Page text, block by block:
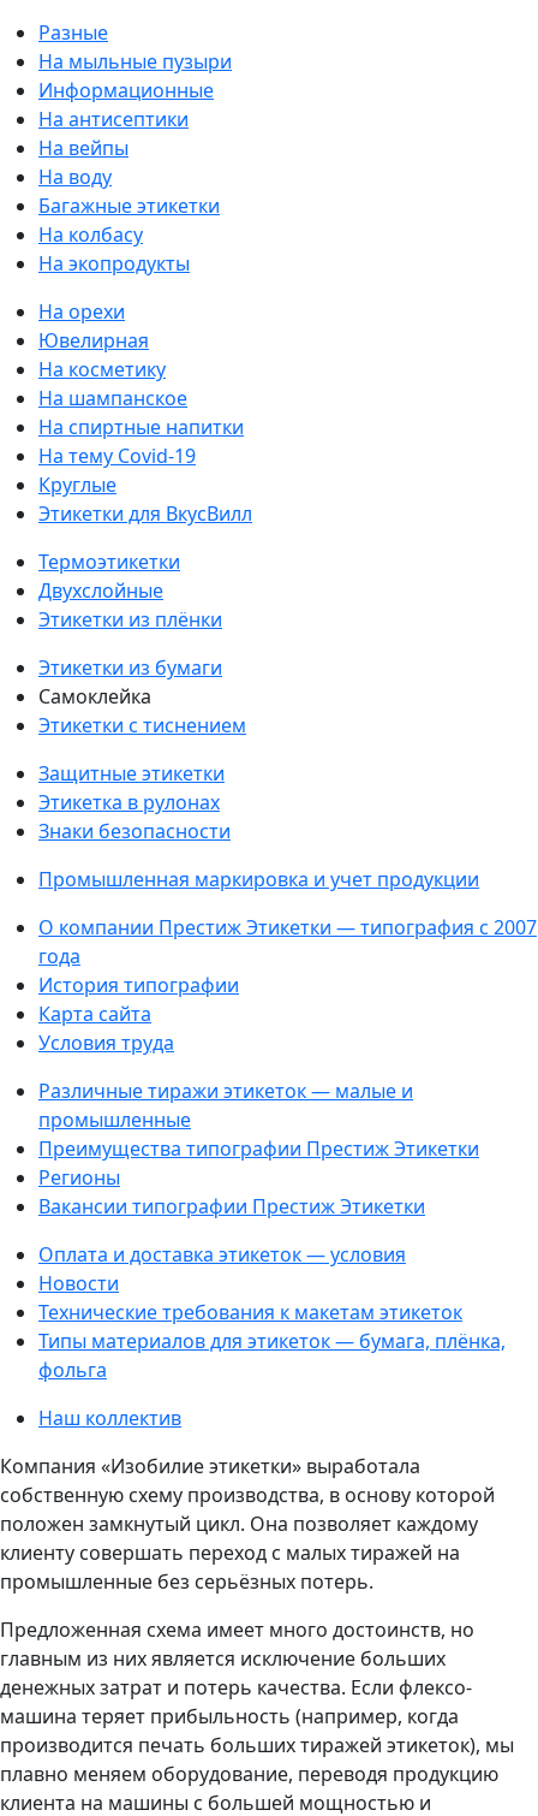
Разные
На мыльные пузыри
Информационные
На антисептики
На вейпы
На воду
Багажные этикетки
На колбасу
На экопродукты
На орехи
Ювелирная
На косметику
На шампанское
На спиртные напитки
На тему Covid-19
Круглые
Этикетки для ВкусВилл
Термоэтикетки
Двухслойные
Этикетки из плёнки
Этикетки из бумаги
Самоклейка
Этикетки с тиснением
Защитные этикетки
Этикетка в рулонах
Знаки безопасности
Промышленная маркировка и учет продукции
О компании Престиж Этикетки — типография с 2007
года
История типографии
Карта сайта
Условия труда
Различные тиражи этикеток — малые и
промышленные
Преимущества типографии Престиж Этикетки
Регионы
Вакансии типографии Престиж Этикетки
Оплата и доставка этикеток — условия
Новости
Технические требования к макетам этикеток
Типы материалов для этикеток — бумага, плёнка,
фольга
Наш коллектив
Компания «Изобилие этикетки» выработала
собственную схему производства, в основу которой
положен замкнутый цикл. Она позволяет каждому
клиенту совершать переход с малых тиражей на
промышленные без серьёзных потерь.
Предложенная схема имеет много достоинств, но
главным из них является исключение больших
денежных затрат и потерь качества. Если флексо-
машина теряет прибыльность (например, когда
производится печать больших тиражей этикеток), мы
плавно меняем оборудование, переводя продукцию
клиента на машины с большей мощностью и